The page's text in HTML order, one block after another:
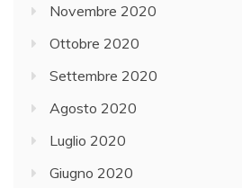
Novembre 2020
Ottobre 2020
Settembre 2020
Agosto 2020
Luglio 2020
Giugno 2020